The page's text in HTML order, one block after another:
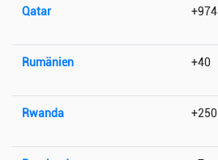
Qatar +974
Rumänien +40
Rwanda +250